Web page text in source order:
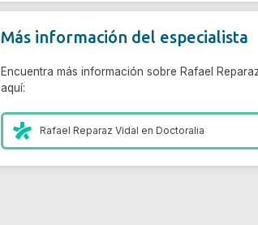
Más información del especialista
Encuentra más información sobre Rafael
aquí:
Rafael Reparaz Vidal enDoctoralia